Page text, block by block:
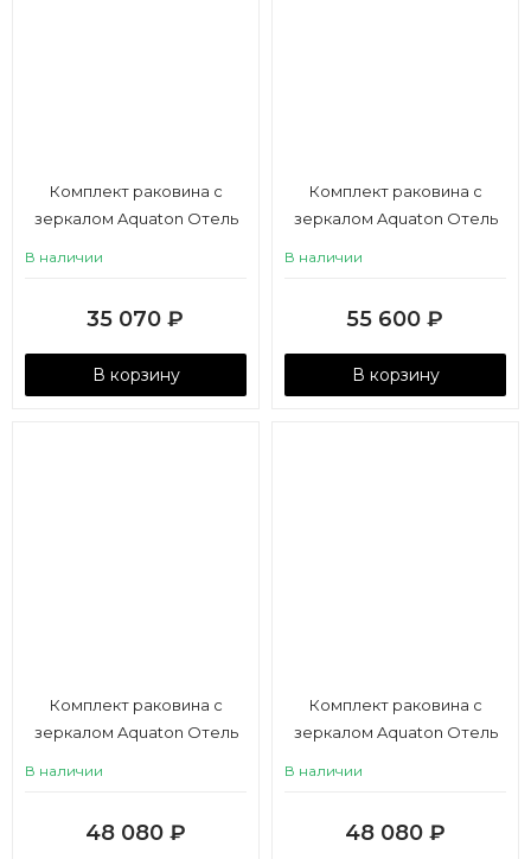
Комплект раковина с
зеркалом Aquaton Отель
В наличии
35 070 ₽
В корзину
Комплект раковина с
зеркалом Aquaton Отель
В наличии
55 600 ₽
В корзину
Комплект раковина с
зеркалом Aquaton Отель
В наличии
48 080 ₽
Комплект раковина с
зеркалом Aquaton Отель
В наличии
48 080 ₽